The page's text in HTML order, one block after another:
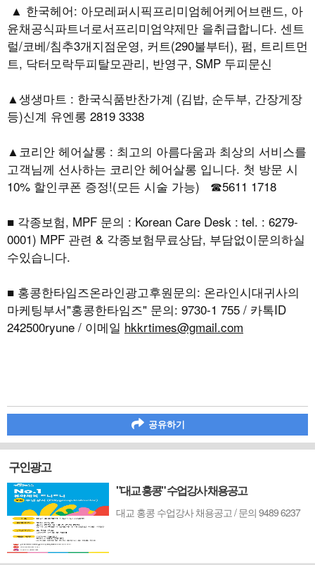
▲ 한국헤어: 아모레퍼시픽프리미엄헤어케어브랜드, 아
윤채공식파트너로서프리미엄약제만 을취급합니다. 센트
럴/코베/침추3개지점운영, 커트(290불부터), 펌, 트리트먼
트, 닥터모락두피탈모관리, 반영구, SMP 두피문신
▲생생마트 : 한국식품반찬가계 (김밥, 순두부, 간장게장
등)신계 유엔롱 2819 3338
▲코리안 헤어살롱 : 최고의 아름다움과 최상의 서비스를
고객님께 선사하는 코리안 헤어살롱 입니다. 첫 방문 시
10% 할인쿠폰 증정!(모든 시술 가능) ☎5611 1718
■ 각종보험, MPF 문의 : Korean Care Desk : tel. : 6279-
0001) MPF 관련 & 각종보험무료상담, 부담없이문의하실
수있습니다.
■ 홍콩한타임즈온라인광고후원문의: 온라인시대귀사의
마케팅부서"홍콩한타임즈" 문의: 9730-1 755 / 카톡ID
242500ryune / 이메일 hkkrtimes@gmail.com
공유하기
구인광고
"대교 홍콩" 수업강사 채용공고
대교 홍콩 수업강사 채용공고 / 문의 9489 6237